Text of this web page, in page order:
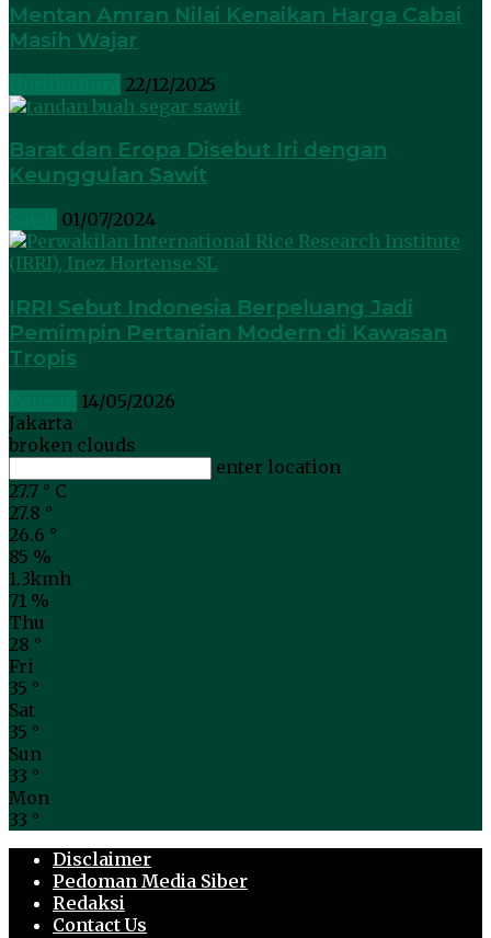
Mentan Amran Nilai Kenaikan Harga Cabai
Masih Wajar
22/12/2025
Barat dan Eropa Disebut Iri dengan
Keunggulan Sawit
01/07/2024
IRRI Sebut Indonesia Berpeluang Jadi
Pemimpin Pertanian Modern di Kawasan
Tropis
14/05/2026
Jakarta
broken clouds
enter location
27.7 ° C
27.8 °
26.6 °
85 %
1.3kmh
71 %
Thu
28 °
Fri
35 °
Sat
35 °
Sun
33 °
Mon
33 °
Disclaimer
Pedoman Media Siber
Redaksi
Contact Us